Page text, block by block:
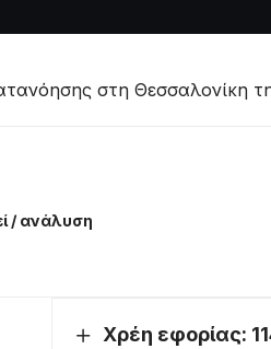
στη Θεσσαλονίκη
/ ανάλυση
Χρέη εφορίας: